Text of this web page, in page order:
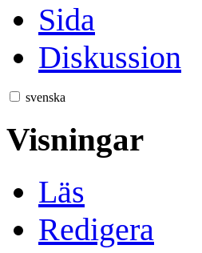
Sida
Diskussion
svenska
Visningar
Läs
Redigera